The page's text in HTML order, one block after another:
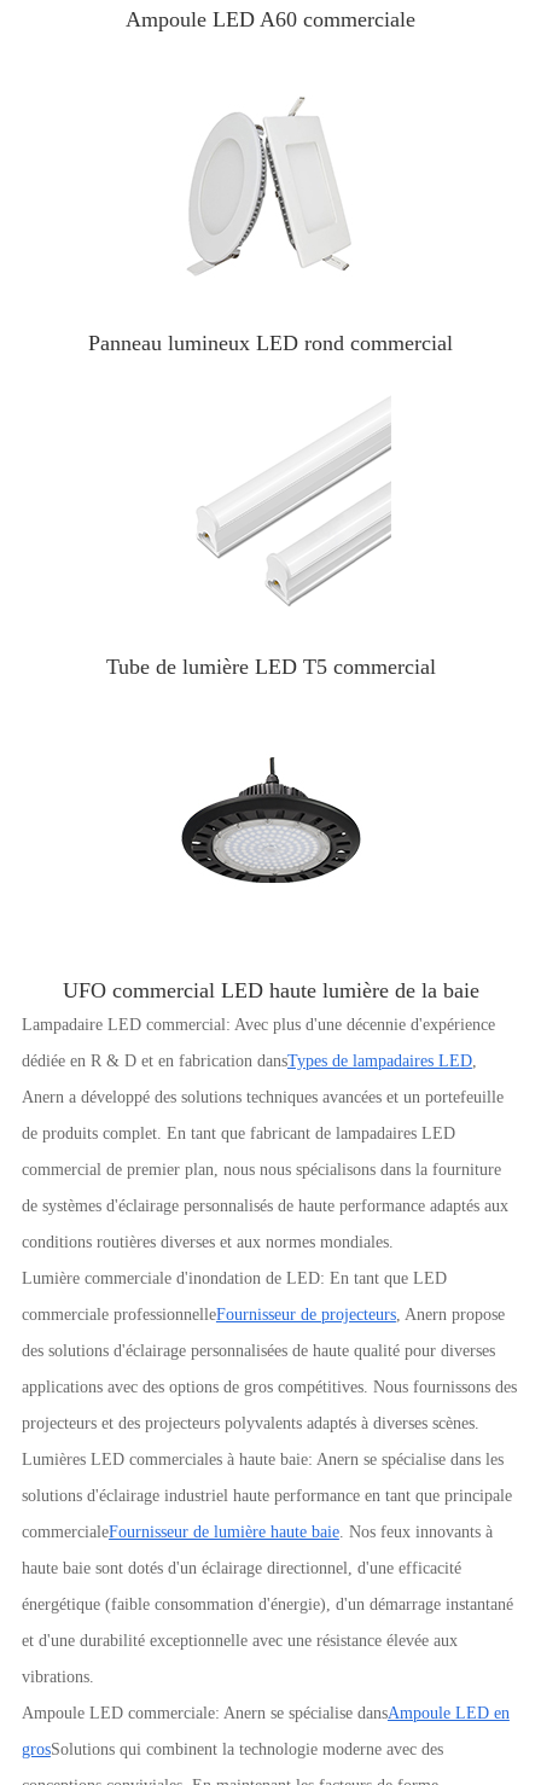
Ampoule LED A60 commerciale
Panneau lumineux LED rond commercial
Tube de lumière LED T5 commercial
UFO commercial LED haute lumière de la baie
Lampadaire LED commercial: Avec plus d'une décennie d'expérience
dédiée en R & D et en fabrication dansTypes de lampadaires LED,
Anern a développé des solutions techniques avancées et un portefeuille
de produits complet. En tant que fabricant de lampadaires LED
commercial de premier plan, nous nous spécialisons dans la fourniture
de systèmes d'éclairage personnalisés de haute performance adaptés aux
conditions routières diverses et aux normes mondiales.
Lumière commerciale d'inondation de LED: En tant que LED
commerciale professionnelleFournisseur de projecteurs, Anern propose
des solutions d'éclairage personnalisées de haute qualité pour diverses
applications avec des options de gros compétitives. Nous fournissons des
projecteurs et des projecteurs polyvalents adaptés à diverses scènes.
Lumières LED commerciales à haute baie: Anern se spécialise dans les
solutions d'éclairage industriel haute performance en tant que principale
commercialeFournisseur de lumière haute baie. Nos feux innovants à
haute baie sont dotés d'un éclairage directionnel, d'une efficacité
énergétique (faible consommation d'énergie), d'un démarrage instantané
et d'une durabilité exceptionnelle avec une résistance élevée aux
vibrations.
Ampoule LED commerciale: Anern se spécialise dansAmpoule LED en
grosSolutions qui combinent la technologie moderne avec des